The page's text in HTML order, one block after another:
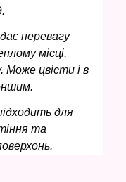
перевагу
місці,
Може цвісти і в
для
та